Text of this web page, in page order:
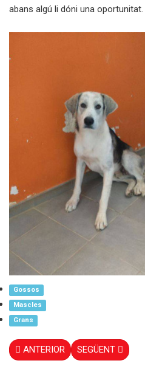
abans algú li dóni una
Gossos
Mascles
Grans
ANTERIOR SEGÜENT